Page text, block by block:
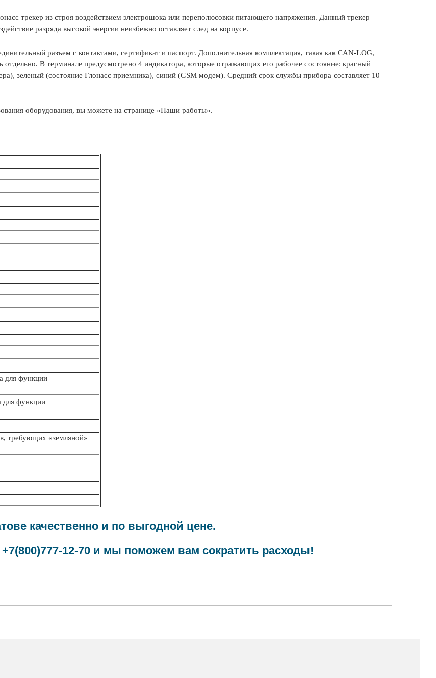
трекер из строя воздействием электрошока или переполюсовки питающего напряжения. Данный трекер
разряда высокой энергии неизбежно оставляет след на корпусе.
разъем с контактами, сертификат и паспорт. Дополнительная комплектация, такая как CAN-LOG,
отдельно. В терминале предусмотрено 4 индикатора, которые отражающих его рабочее состояние: красный
зеленый (состояние Глонасс приемника), синий (GSM модем). Средний срок службы прибора составляет 10
оборудования, вы можете на странице «Наши работы«.
для функции
для функции
требующих «земляной»
качественно и по выгодной цене.
12-70 и мы поможем вам сократить расходы!